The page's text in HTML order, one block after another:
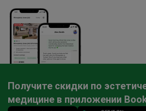
Получите скидки по
медицине в приложении